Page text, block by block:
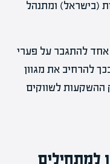
(בישראל) ומתנהל
להתגבר על פערי
להרחיב את מגוון
ההשקעות לשווקים
למתחילים